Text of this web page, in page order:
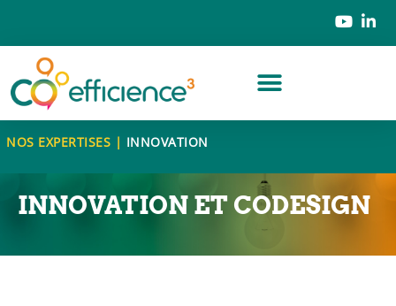
NOS EXPERTISES | INNOVATION
INNOVATION ET CODESIGN